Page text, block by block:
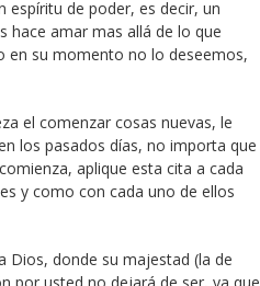
de poder, es decir, un
hace amar mas allá de lo que
en su momento no lo deseemos,
el comenzar cosas nuevas, le
los pasados días, no importa que
aplique esta cita a cada
y como con cada uno de ellos
Dios, donde su majestad (la de